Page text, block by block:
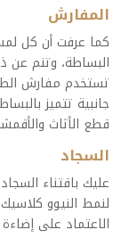
المفارش
كما عرفت أن كل
البساطة، وتنم عن
تستخدم مفارش
جانبية تتميز
قطع الأثاث
السجاد
عليك باقتناء
لنمط النيوو
الاعتماد على إضاءة